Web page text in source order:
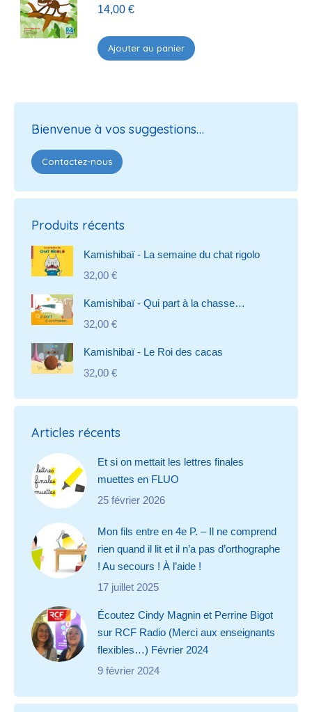
14,00 €
Ajouter au panier
Bienvenue à vos suggestions…
Contactez-nous
Produits récents
Kamishibaï - La semaine du chat rigolo
32,00 €
Kamishibaï - Qui part à la chasse…
32,00 €
Kamishibaï - Le Roi des cacas
32,00 €
Articles récents
Et si on mettait les lettres finales
muettes en FLUO
25 février 2026
Mon fils entre en 4e P. – Il ne comprend
rien quand il lit et il n’a pas d’orthographe
! Au secours ! À l’aide !
17 juillet 2025
Écoutez Cindy Magnin et Perrine Bigot
sur RCF Radio (Merci aux enseignants
flexibles…) Février 2024
9 février 2024